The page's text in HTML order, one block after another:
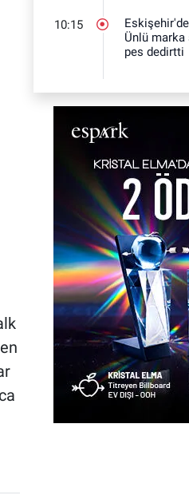
10:15
Ünlü marka
pes dedirtti